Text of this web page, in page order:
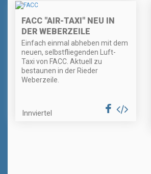
FACC "AIR-TAXI" NEU IN
DER WEBERZEILE
Einfach einmal abheben mit dem
neuen, selbstfliegenden Luft-
Taxi von FACC. Aktuell zu
bestaunen in der Rieder
Weberzeile.
Innviertel